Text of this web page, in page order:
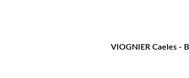
VIOGNIER Caeles -